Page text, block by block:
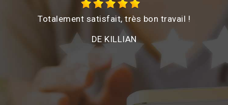
Totalement satisfait, très bon travail !
DE KILLIAN